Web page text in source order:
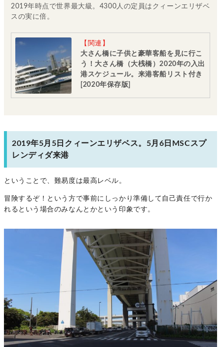
2019年時点で世界最大級。4300人の定員はクィーンエリザベ
スの実に倍。
【関連】
大さん橋に子供と豪華客船を見に行こ
う！大さん橋（大桟橋）2020年の入出
港スケジュール。来港客船リスト付き
[2020年保存版]
2019年5月5日クィーンエリザベス。5月6日MSCスプ
レンディダ来港
ということで、難易度は最高レベル。
冒険するぞ！という方で事前にしっかり準備して自己責任で行か
れるという場合のみなんとかという印象です。